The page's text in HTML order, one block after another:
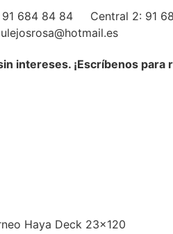
91 684 84 84
Central 2: 91
intereses. ¡Escríbenos para
Haya Deck 23×120